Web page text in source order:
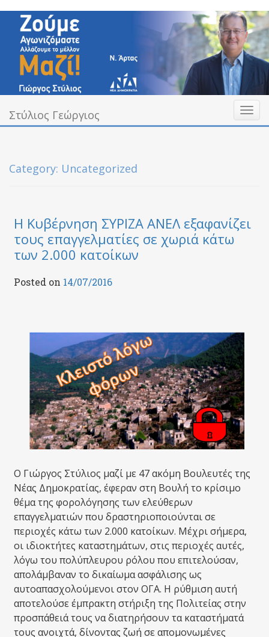
content
Στύλιος Γεώργιος
Υπεύθυνα Δίπλα σας Toggle
Στύλιος Γεώργιος
Category: Uncategorized
Η Κυβέρνηση ΣΥΡΙΖΑ ΑΝΕΛ εξαφανίζει
τους επαγγελματίες σε χωριά κάτω
των 2.000 κατοίκων
Posted on 14/07/2016
Ο Γιώργος Στύλιος μαζί με 47 ακόμη Βουλευτές της
Νέας Δημοκρατίας, έφεραν στη Βουλή το κρίσιμο
θέμα της φορολόγησης των ελεύθερων
επαγγελματιών που δραστηριοποιούνται σε
περιοχές κάτω των 2.000 κατοίκων. Μέχρι σήμερα,
οι ιδιοκτήτες καταστημάτων, στις περιοχές αυτές,
λόγω του πολύπλευρου ρόλου που επιτελούσαν,
απολάμβαναν το δικαίωμα ασφάλισης ως
αυτοαπασχολούμενοι στον ΟΓΑ. Η ρύθμιση αυτή
αποτελούσε έμπρακτη στήριξη της Πολιτείας στην
προσπάθειά τους να διατηρήσουν τα καταστήματά
τους ανοιχτά, δίνοντας ζωή σε απομονωμένες